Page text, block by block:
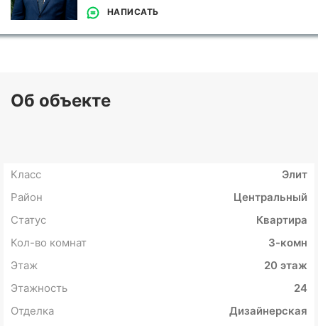
НАПИСАТЬ
Об объекте
Класс
Элит
Район
Центральный
Статус
Квартира
Кол-во комнат
3-комн
Этаж
20 этаж
Этажность
24
Отделка
Дизайнерская